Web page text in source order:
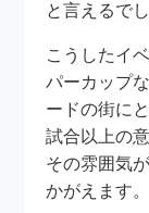
と言えるでし
こうしたイ
パーカップ
ードの街に
試合以上の
その雰囲気
かがえます。